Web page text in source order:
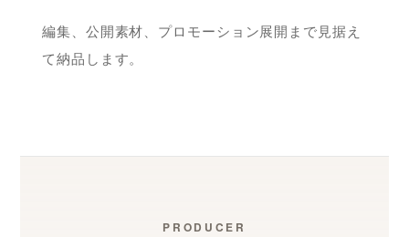
編集、公開素材、プロモーション展開まで見据え
て納品します。
PRODUCER